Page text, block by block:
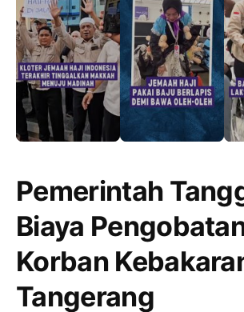
Pemerintah
Biaya
Korban
Tangerang